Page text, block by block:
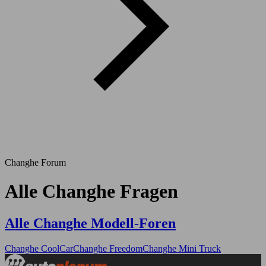
Changhe Forum
Alle Changhe Fragen
Alle Changhe Modell-Foren
Changhe CoolCarChanghe FreedomChanghe Mini Truck